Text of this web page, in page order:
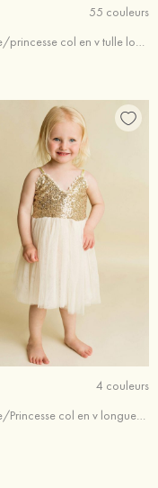
55 couleurs
Trapèze/princesse col en v tulle longueur cheville robe de fille de fleur
4 couleurs
Trapèze/Princesse col en v longueur genou tulle robe de fille de fleur avec paillettes